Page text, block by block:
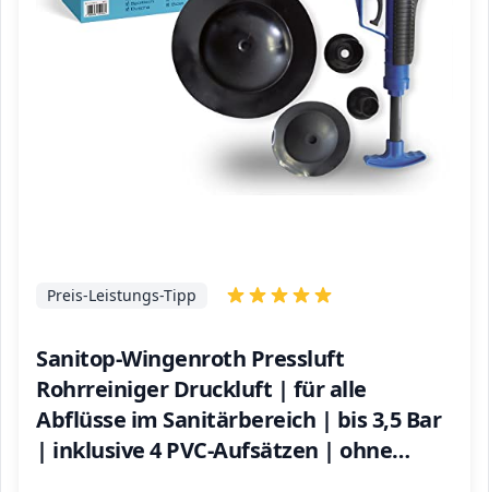
Sanitop-Wingenroth Pressluft
Rohrreiniger Druckluft | für alle
Abflüsse im Sanitärbereich | bis 3,5 Bar
| inklusive 4 PVC-Aufsätzen | ohne
Preis-Leistungs-Tipp